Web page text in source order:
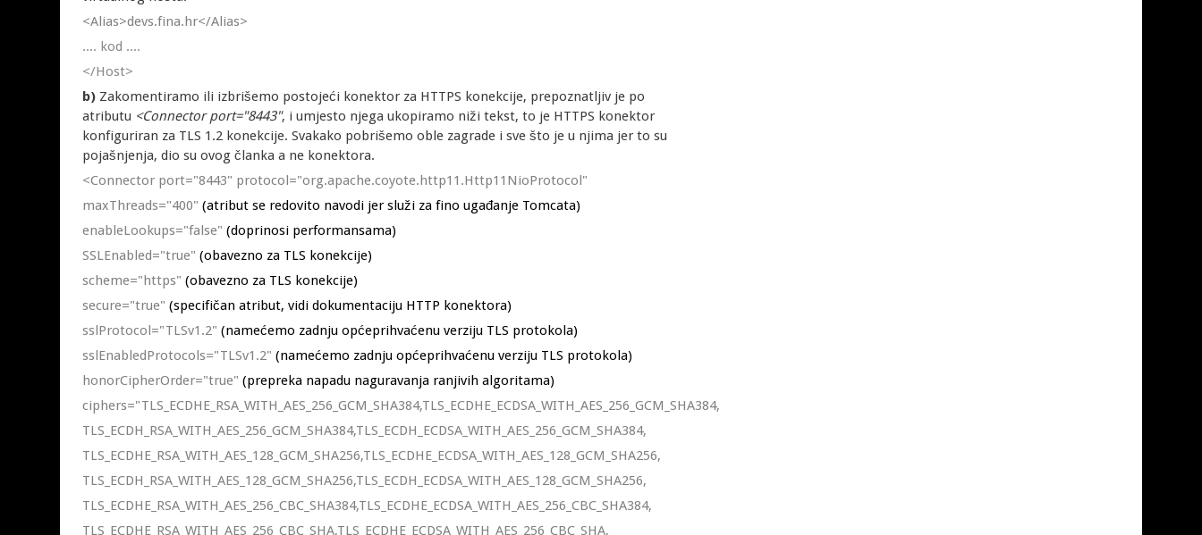
<Alias>devs.fina.hr</Alias>
.... kod ....
</Host>
b) Zakomentiramo ili izbrišemo postojeći konektor za HTTPS konekcije, prepoznatljiv je po
atributu <Connector port="8443", i umjesto njega ukopiramo niži tekst, to je HTTPS konektor
konfiguriran za TLS 1.2 konekcije. Svakako pobrišemo oble zagrade i sve što je u njima jer to su
pojašnjenja, dio su ovog članka a ne konektora.
<Connector port="8443" protocol="org.apache.coyote.http11.Http11NioProtocol"
maxThreads="400"(atribut se redovito navodi jer služi za fino ugađanje Tomcata)
enableLookups="false"(doprinosi performansama)
SSLEnabled="true"(obavezno za TLS konekcije)
scheme="https"(obavezno za TLS konekcije)
secure="true"(specifičan atribut, vidi dokumentaciju HTTP konektora)
sslProtocol="TLSv1.2"(namećemo zadnju općeprihvaćenu verziju TLS protokola)
sslEnabledProtocols="TLSv1.2"(namećemo zadnju općeprihvaćenu verziju TLS protokola)
honorCipherOrder="true"(prepreka napadu naguravanja ranjivih algoritama)
ciphers="TLS_ECDHE_RSA_WITH_AES_256_GCM_SHA384,TLS_ECDHE_ECDSA_WITH_AES_256_GCM_SHA384,
TLS_ECDH_RSA_WITH_AES_256_GCM_SHA384,TLS_ECDH_ECDSA_WITH_AES_256_GCM_SHA384,
TLS_ECDHE_RSA_WITH_AES_128_GCM_SHA256,TLS_ECDHE_ECDSA_WITH_AES_128_GCM_SHA256,
TLS_ECDH_RSA_WITH_AES_128_GCM_SHA256,TLS_ECDH_ECDSA_WITH_AES_128_GCM_SHA256,
TLS_ECDHE_RSA_WITH_AES_256_CBC_SHA384,TLS_ECDHE_ECDSA_WITH_AES_256_CBC_SHA384,
TLS_ECDHE_RSA_WITH_AES_256_CBC_SHA,TLS_ECDHE_ECDSA_WITH_AES_256_CBC_SHA,